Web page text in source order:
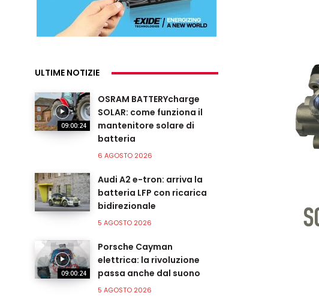
ULTIME NOTIZIE
09:00:24
OSRAM BATTERYcharge
SOLAR: come funziona il
mantenitore solare di
batteria
6 AGOSTO 2026
Audi A2 e-tron: arriva la
batteria LFP con ricarica
bidirezionale
5 AGOSTO 2026
09:00:24
Porsche Cayman
elettrica: la rivoluzione
passa anche dal suono
5 AGOSTO 2026